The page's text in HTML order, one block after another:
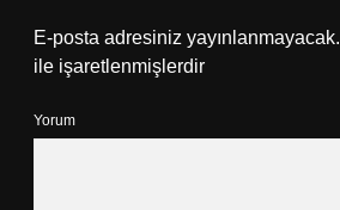
E-posta adresiniz yayınlanmayacak.
ile işaretlenmişlerdir
Yorum